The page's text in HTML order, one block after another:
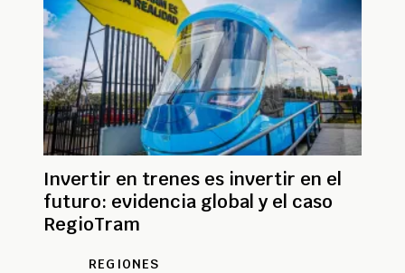
Invertir en trenes es invertir en el
futuro: evidencia global y el caso
RegioTram
REGIONES